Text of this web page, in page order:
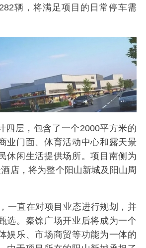
辆，将满足项目的日常停车需
四层，包含了一个2000平方米的
业门面、体育活动中心和露天景
休闲生活提供场所。项目南侧为
店，将为整个阳山新城及阳山周
一直在对项目业态进行规划，并
选。秦馀广场开业后将成为一个
娱乐、市场商贸等功能为一体的